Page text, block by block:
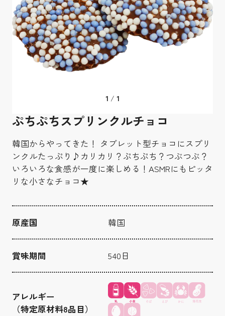
1 / 1
ぷちぷちスプリンクルチョコ
韓国からやってきた！ タブレット型チョコにスプリ
ンクルたっぷり♪カリカリ？ぷちぷち？つぶつぶ？
いろいろな食感が一度に楽しめる！ASMRにもピッタ
リな小さなチョコ★
原産国 韓国
賞味期間 540日
アレルギー
（特定原材料8品目）